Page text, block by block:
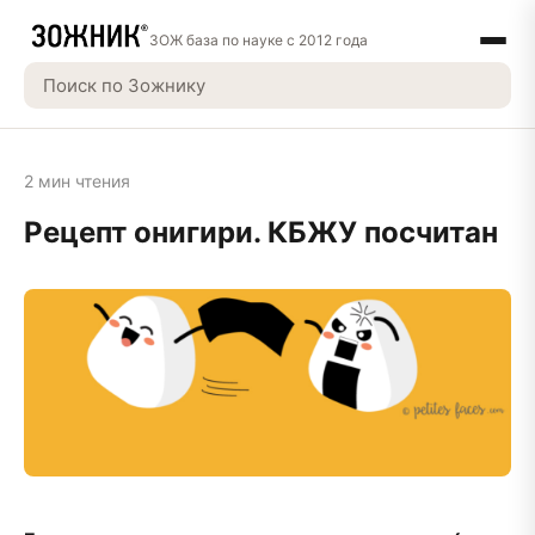
ЗОЖ база по науке с 2012 года
2 мин чтения
Рецепт онигири. КБЖУ посчитан